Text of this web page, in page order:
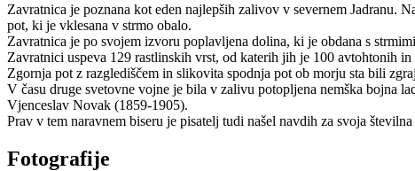
Zavratnica je poznana kot eden najlepših zalivov v severnem Jadranu.
pot, ki je vklesana v strmo obalo.
Zavratnica je po svojem izvoru poplavljena dolina, ki je obdana s
Zavratnici uspeva 129 rastlinskih vrst, od katerih jih je 100 avtohtonih
Zgornja pot z razglediščem in slikovita spodnja pot ob morju sta bili
V času druge svetovne vojne je bila v zalivu potopljena nemška bojna
Vjenceslav Novak (1859-1905).
Prav v tem naravnem biseru je pisatelj tudi našel navdih za svoja
Fotografije